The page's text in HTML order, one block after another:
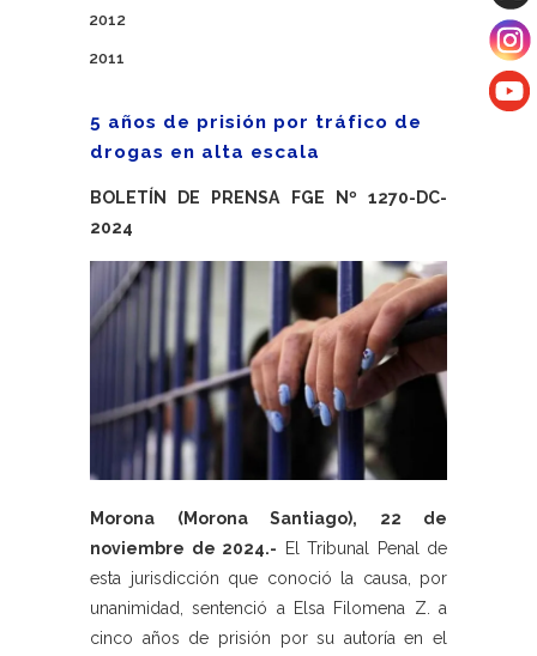
2012
2011
5 años de prisión por tráfico de
drogas en alta escala
BOLETÍN DE PRENSA FGE Nº 1270-DC-
2024
Morona (Morona Santiago), 22 de
noviembre de 2024.- El Tribunal Penal de
esta jurisdicción que conoció la causa, por
unanimidad, sentenció a Elsa Filomena Z. a
cinco años de prisión por su autoría en el